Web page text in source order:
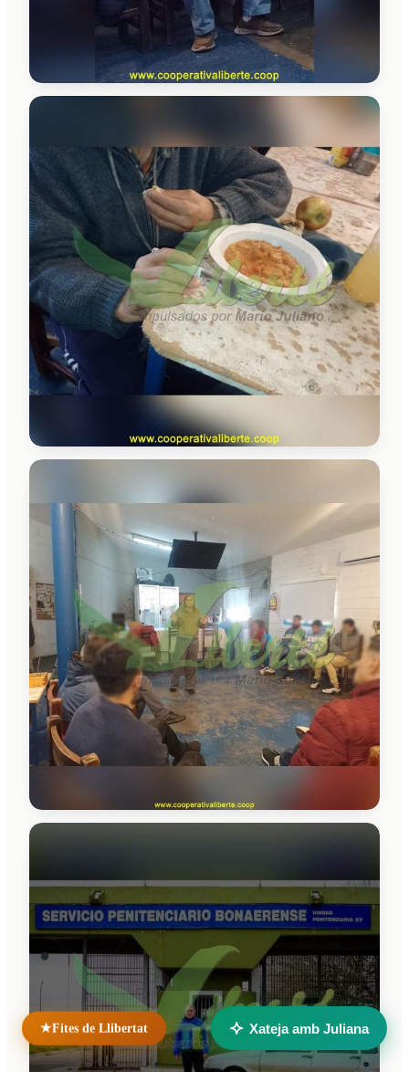
Navegació
Notícies
Unidad Penal N.° 15 — Batán
Mar del Plata, Buenos Aires
Argentina
Llocs germans
Taller Solidario Liberté
Universidad Liberté
© 2026 Cooperativa de Trabajo Liberté Ltda. Tots els drets
reservats.
Desenvolupat perverumax.com
★Fites de Llibertat Xateja amb Juliana